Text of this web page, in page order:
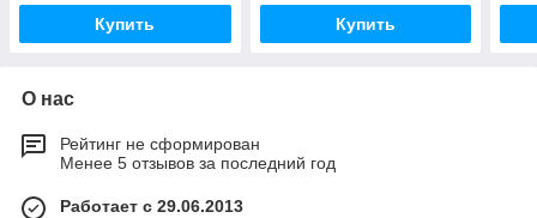
Купить Купить
О нас
Рейтинг не сформирован
Менее 5 отзывов за последний год
Работает с 29.06.2013